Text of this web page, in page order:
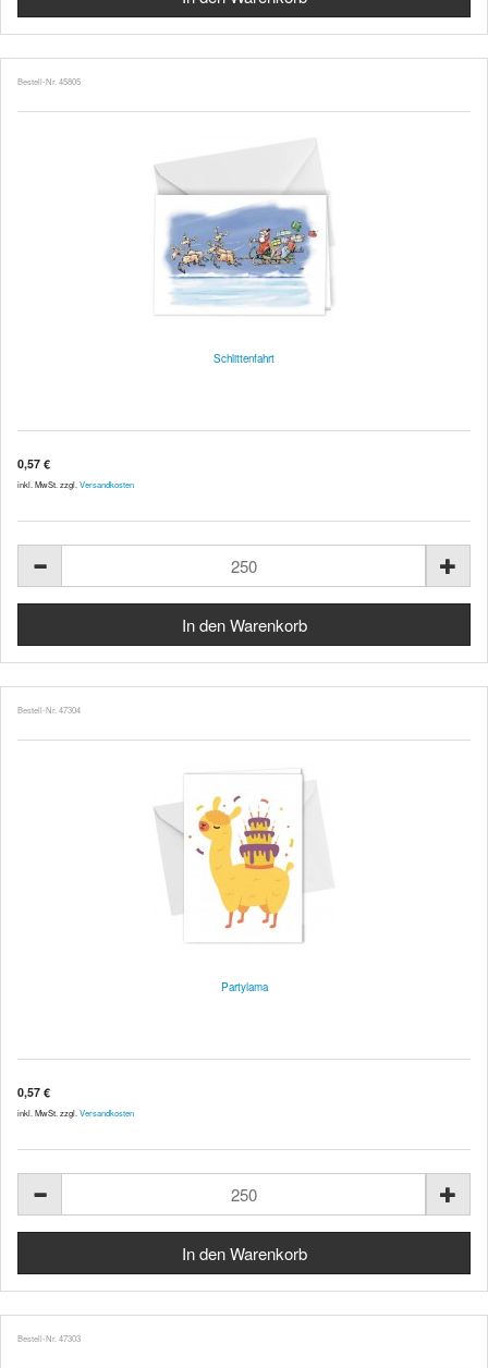
Bestell-Nr. 45805
Schlittenfahrt
0,57 €
inkl. MwSt. zzgl. Versandkosten
Bestell-Nr. 47304
Partylama
0,57 €
inkl. MwSt. zzgl. Versandkosten
Bestell-Nr. 47303